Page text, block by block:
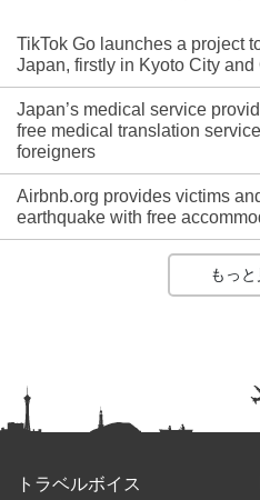
TikTok Go launches a project
Japan, firstly in Kyoto City and
Japan’s medical service
free medical translation
foreigners
Airbnb.org provides victims
earthquake with free
もっと
トラベルボイス